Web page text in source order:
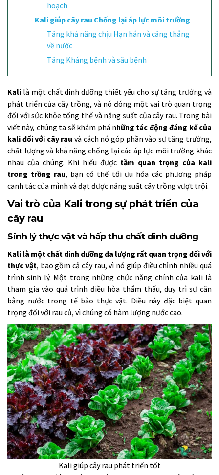
hoạch
Kali giúp cây rau Chống lại áp lực môi trường
Tăng khả năng chịu Hạn hán và căng thẳng
về nước
Tăng Kháng bệnh và sâu bệnh
Kali là một chất dinh dưỡng thiết yếu cho sự tăng trưởng và
phát triển của cây trồng, và nó đóng một vai trò quan trọng
đối với sức khỏe tổng thể và năng suất của cây rau. Trong bài
viết này, chúng ta sẽ khám phá những tác động đáng kể của
kali đối với cây rau và cách nó góp phần vào sự tăng trưởng,
chất lượng và khả năng chống lại các áp lực môi trường khác
nhau của chúng. Khi hiểu được tầm quan trọng của kali
trong trồng rau, bạn có thể tối ưu hóa các phương pháp
canh tác của mình và đạt được năng suất cây trồng vượt trội.
Vai trò của Kali trong sự phát triển của
cây rau
Sinh lý thực vật và hấp thu chất dinh dưỡng
Kali là một chất dinh dưỡng đa lượng rất quan trọng đối với
thực vật, bao gồm cả cây rau, vì nó giúp điều chỉnh nhiều quá
trình sinh lý. Một trong những chức năng chính của kali là
tham gia vào quá trình điều hòa thẩm thấu, duy trì sự cân
bằng nước trong tế bào thực vật. Điều này đặc biệt quan
trọng đối với rau củ, vì chúng có hàm lượng nước cao.
Kali giúp cây rau phát triển tốt